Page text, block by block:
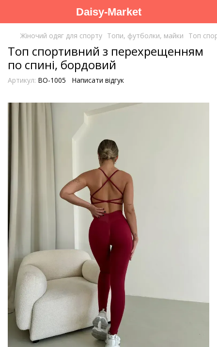
Daisy-Market
Жіночий одяг для спорту Топи, футболки, майки Топ
Топ спортивний з перехрещенням
по спині, бордовий
Артикул: BO-1005 Написати відгук